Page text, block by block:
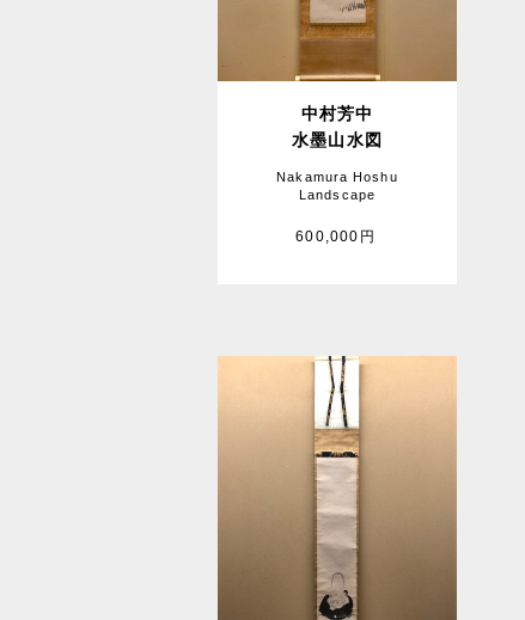
中村芳中
水墨山水図
Nakamura Hoshu
Landscape
600,000円